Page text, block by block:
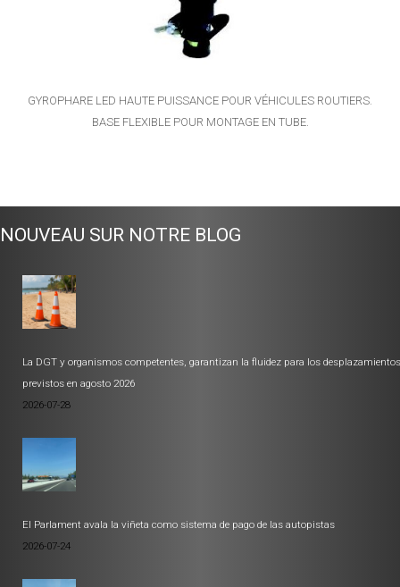
GYROPHARE LED HAUTE PUISSANCE POUR VÉHICULES ROUTIERS.
BASE FLEXIBLE POUR MONTAGE EN TUBE.
NOUVEAU SUR NOTRE BLOG
La DGT y organismos competentes, garantizan la fluidez para los desplazamientos
previstos en agosto 2026
2026-07-28
El Parlament avala la viñeta como sistema de pago de las autopistas
2026-07-24